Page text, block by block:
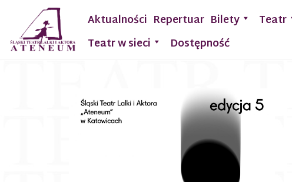
Aktualności Repertuar Bilety Teatr
Teatr w sieci
Dostępność